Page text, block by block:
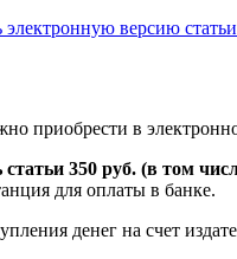
электронную версию
приобрести в
статьи 350 руб. (в том
для оплаты в банке.
денег на счет